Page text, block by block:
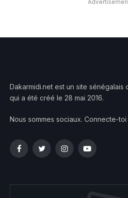
Dakarmidi.net est un site sénégalais
qui a été créé le 28 mai 2016.
Nous sommes sociaux. Connecte-
FacebookTwitterInstagramYouTube